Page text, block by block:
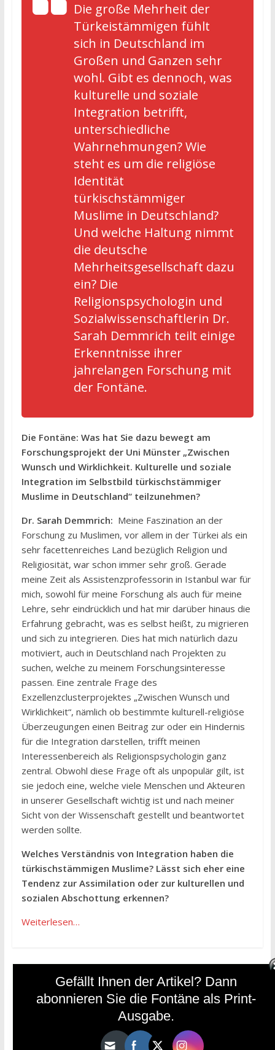
Die große Mehrheit der
Türkeistämmigen fühlt
sich in Deutschland im
Großen und Ganzen sehr
wohl. Gibt es dennoch, was
kulturelle und soziale
Integration betrifft,
unterschiedliche
Wahrnehmungen? Wie
steht es um die religiöse
Identität
türkischstämmiger
Muslime in Deutschland?
Und welche Haltung nimmt
die deutsche
Mehrheitsgesellschaft dazu
ein? Die
Religionspsychologin und
Sozialwissenschaftlerin Dr.
Sarah Demmrich teilt einige
Erkenntnisse ihrer
jahrelangen Forschung mit
der Fontäne.
Die Fontäne: Was hat Sie dazu bewegt am
Forschungsprojekt der Uni Münster „Zwischen
Wunsch und Wirklichkeit. Kulturelle und soziale
Integration im Selbstbild türkischstämmiger
Muslime in Deutschland“ teilzunehmen?
Dr. Sarah Demmrich: Meine Faszination an der
Forschung zu Muslimen, vor allem in der Türkei als ein
sehr facettenreiches Land bezüglich Religion und
Religiosität, war schon immer sehr groß. Gerade
meine Zeit als Assistenzprofessorin in Istanbul war für
mich, sowohl für meine Forschung als auch für meine
Lehre, sehr eindrücklich und hat mir darüber hinaus die
Erfahrung gebracht, was es selbst heißt, zu migrieren
und sich zu integrieren. Dies hat mich natürlich dazu
motiviert, auch in Deutschland nach Projekten zu
suchen, welche zu meinem Forschungsinteresse
passen. Eine zentrale Frage des
Exzellenzclusterprojektes „Zwischen Wunsch und
Wirklichkeit“, nämlich ob bestimmte kulturell-religiöse
Überzeugungen einen Beitrag zur oder ein Hindernis
für die Integration darstellen, trifft meinen
Interessenbereich als Religionspsychologin ganz
zentral. Obwohl diese Frage oft als unpopulär gilt, ist
sie jedoch eine, welche viele Menschen und Akteuren
in unserer Gesellschaft wichtig ist und nach meiner
Sicht von der Wissenschaft gestellt und beantwortet
werden sollte.
Welches Verständnis von Integration haben die
türkischstämmigen Muslime? Lässt sich eher eine
Tendenz zur Assimilation oder zur kulturellen und
sozialen Abschottung erkennen?
Weiterlesen…
Sufi-Frauen: Exotinnen oder Tragpfeiler des
Sufismus?
Weswese – Stimmen aus einer anderen
Gefällt Ihnen der Artikel? Dann
abonnieren Sie die Fontäne als Print-
Ausgabe.